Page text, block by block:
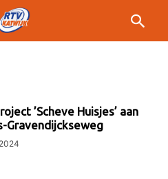
’Scheve Huisjes’ aan
Gravendijckseweg